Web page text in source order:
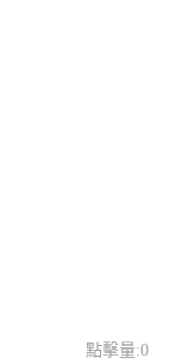
點擊量:0